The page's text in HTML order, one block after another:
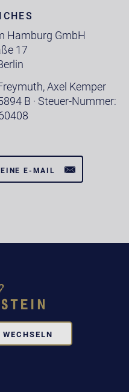
Hamburg GmbH
17
Axel Kemper
B · Steuer-Nummer:
E-MAIL